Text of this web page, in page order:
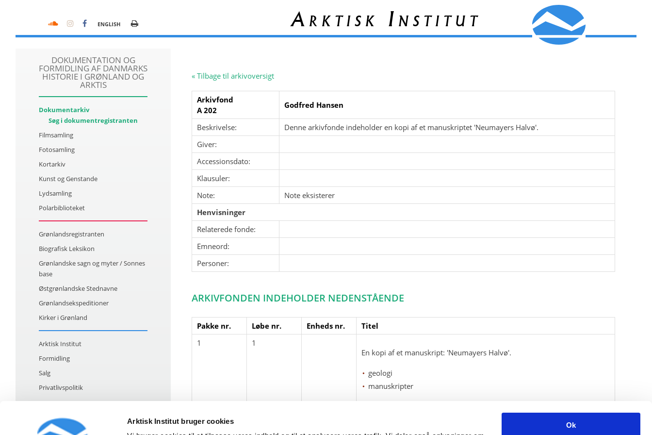
Arktisk Institut bruger cookies
Ok
ENGLISH
DOKUMENTATION OG
FORMIDLING AF DANMARKS
HISTORIE I GRØNLAND OG
ARKTIS
Dokumentarkiv
Søg i dokumentregistranten
Filmsamling
Fotosamling
Kortarkiv
Kunst og Genstande
Lydsamling
Polarbiblioteket
Grønlandsregistranten
Biografisk Leksikon
Grønlandske sagn og myter / Sonnes
base
Østgrønlandske Stednavne
Grønlandsekspeditioner
Kirker i Grønland
Arktisk Institut
Formidling
Salg
Privatlivspolitik
Arktisk Institut
« Tilbage til arkivoversigt
Arkivfond
A 202
Godfred Hansen
Beskrivelse:
Denne arkivfonde indeholder en kopi af et manuskriptet 'Neumayers Halvø'.
Giver:
Accessionsdato:
Klausuler:
Note:
Note eksisterer
Henvisninger
Relaterede fonde:
Emneord:
Personer:
ARKIVFONDEN INDEHOLDER NEDENSTÅENDE
Pakke nr. Løbe nr. Enheds nr.
Titel
1
1
En kopi af et manuskript: 'Neumayers Halvø'.
geologi
manuskripter